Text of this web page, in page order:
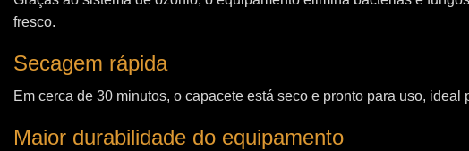
fresco.
Secagem rápida
Em cerca de 30 minutos, o capacete está seco e pronto para uso, ideal
Maior durabilidade do equipamento